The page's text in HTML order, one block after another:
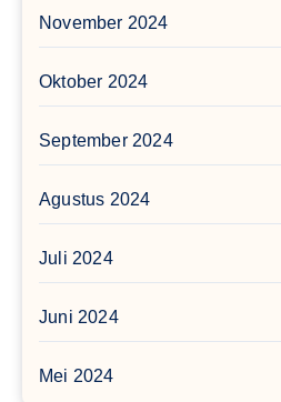
November 2024
Oktober 2024
September 2024
Agustus 2024
Juli 2024
Juni 2024
Mei 2024